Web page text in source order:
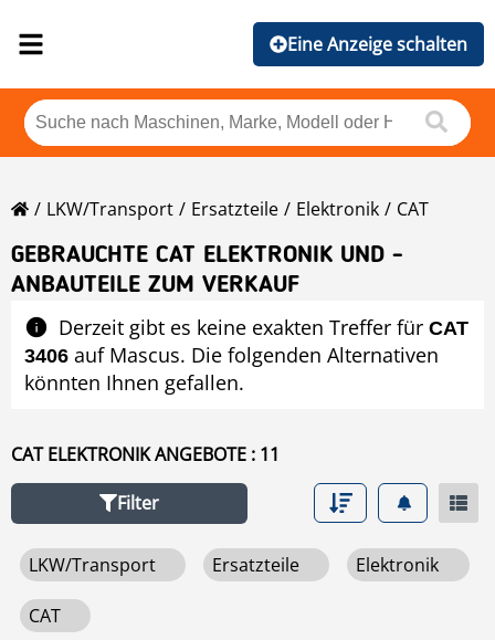
Eine Anzeige schalten
LKW/Transport Ersatzteile Elektronik
CAT
GEBRAUCHTE CAT ELEKTRONIK UND -
ANBAUTEILE ZUM VERKAUF
Derzeit gibt es keine exakten Treffer für CAT
3406 auf Mascus. Die folgenden Alternativen
könnten Ihnen gefallen.
CAT ELEKTRONIK ANGEBOTE : 11
Filter
LKW/Transport Ersatzteile Elektronik
CAT